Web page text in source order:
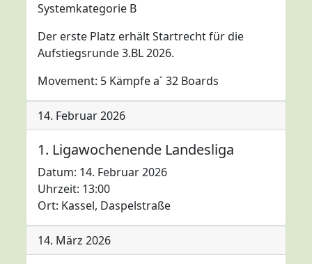
Systemkategorie B
Der erste Platz erhält Startrecht für die
Aufstiegsrunde 3.BL 2026.
Movement: 5 Kämpfe a´ 32 Boards
14. Februar 2026
1. Ligawochenende Landesliga
Datum: 14. Februar 2026
Uhrzeit: 13:00
Ort: Kassel, Daspelstraße
14. März 2026